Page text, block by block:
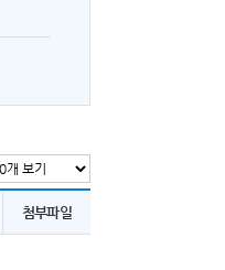
첨부파일